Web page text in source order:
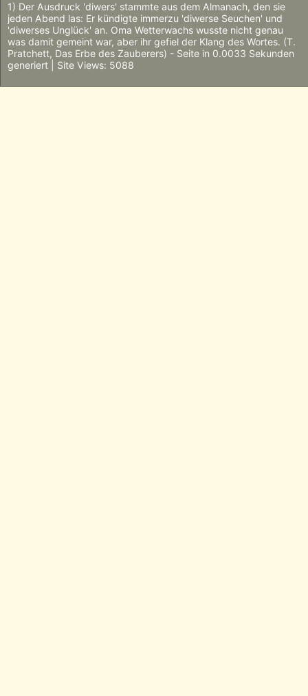
1) Der Ausdruck 'diwers' stammte aus dem Almanach, den sie
jeden Abend las: Er kündigte immerzu 'diwerse Seuchen' und
'diwerses Unglück' an. Oma Wetterwachs wusste nicht genau
was damit gemeint war, aber ihr gefiel der Klang des Wortes. (T.
Pratchett, Das Erbe des Zauberers) - Seite in 0.0033 Sekunden
generiert | Site Views: 5088